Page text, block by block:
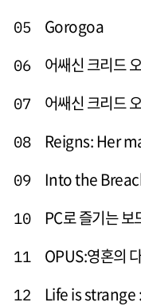
05 Gorogoa
06 어쌔신 크리드
07 어쌔신 크리드
08 Reigns: Her
09 Into the
10 PC로 즐기는 보
11 OPUS:영혼의
12 Life is